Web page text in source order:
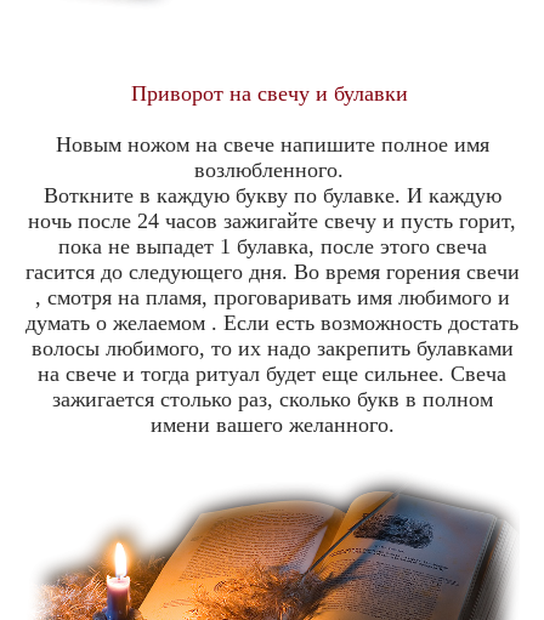
Приворот на свечу и булавки
Новым ножом на свече напишите полное имя
возлюбленного.
Воткните в каждую букву по булавке. И каждую
ночь после 24 часов зажигайте свечу и пусть горит,
пока не выпадет 1 булавка, после этого свеча
гасится до следующего дня. Во время горения свечи
, смотря на пламя, проговаривать имя любимого и
думать о желаемом . Если есть возможность достать
волосы любимого, то их надо закрепить булавками
на свече и тогда ритуал будет еще сильнее. Свеча
зажигается столько раз, сколько букв в полном
имени вашего желанного.